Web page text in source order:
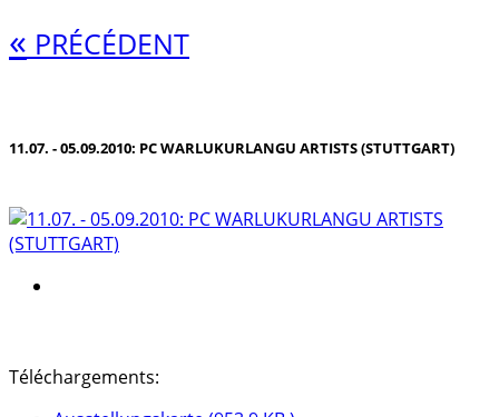
« PRÉCÉDENT
11.07. - 05.09.2010: PC WARLUKURLANGU ARTISTS (STUTTGART)
Téléchargements: